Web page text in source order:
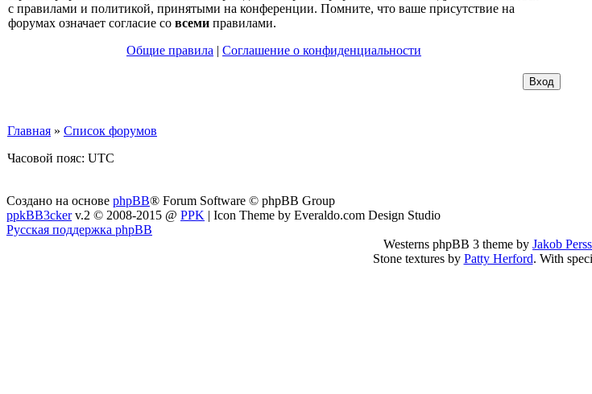
с правилами и политикой, принятыми на конференции. Помните, что ваше присутствие на
форумах означает согласие со всеми правилами.
Общие правила | Соглашение о конфиденциальности
Главная » Список форумов
Часовой пояс: UTC
Создано на основе phpBB® Forum Software © phpBB Group
ppkBB3ckerv.2 © 2008-2015 @ PPK | Icon Theme by Everaldo.com Design Studio
Русская поддержка phpBB
Westerns phpBB 3 theme by Jakob
Stone textures by Patty Herford. With